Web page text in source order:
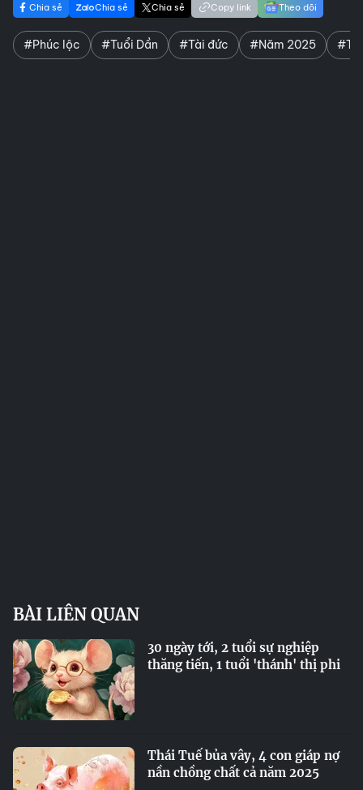
Chia sẻ Chia sẻ Chia sẻ Copy link Theo dõi
#Phúc lộc #Tuổi Dần #Tài đức #Năm 2025
BÀI LIÊN QUAN
30 ngày tới, 2 tuổi sự nghiệp
thăng tiến, 1 tuổi 'thánh' thị phi
Thái Tuế bủa vây, 4 con giáp nợ
nần chồng chất cả năm 2025